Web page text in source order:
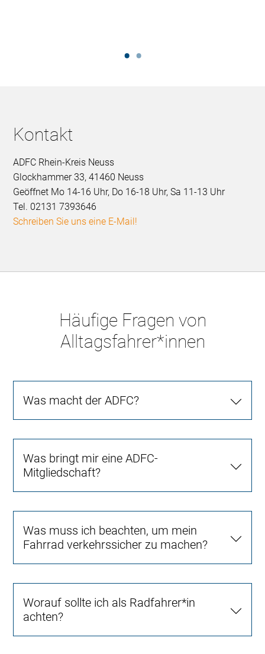
Kontakt
ADFC Rhein-Kreis Neuss
Glockhammer 33, 41460 Neuss
Geöffnet Mo 14-16 Uhr, Do 16-18 Uhr, Sa 11-13 Uhr
Tel. 02131 7393646
Schreiben Sie uns eine E-Mail!
Häufige Fragen von
Alltagsfahrer*innen
Was macht der ADFC?
Was bringt mir eine ADFC-
Mitgliedschaft?
Was muss ich beachten, um mein
Fahrrad verkehrssicher zu machen?
Worauf sollte ich als Radfahrer*in
achten?